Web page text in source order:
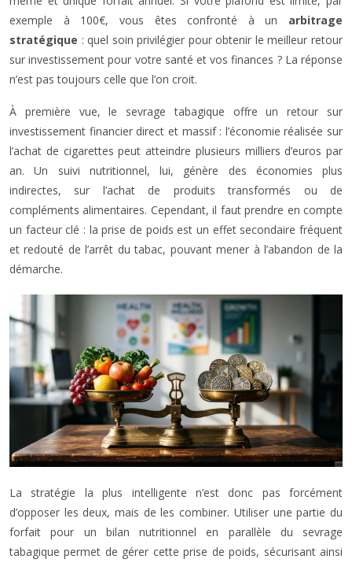
exemple à 100€, vous êtes confronté à un arbitrage
stratégique : quel soin privilégier pour obtenir le meilleur retour
sur investissement pour votre santé et vos finances ? La réponse
n’est pas toujours celle que l’on croit.
À première vue, le sevrage tabagique offre un retour sur
investissement financier direct et massif : l’économie réalisée sur
l’achat de cigarettes peut atteindre plusieurs milliers d’euros par
an. Un suivi nutritionnel, lui, génère des économies plus
indirectes, sur l’achat de produits transformés ou de
compléments alimentaires. Cependant, il faut prendre en compte
un facteur clé : la prise de poids est un effet secondaire fréquent
et redouté de l’arrêt du tabac, pouvant mener à l’abandon de la
démarche.
La stratégie la plus intelligente n’est donc pas forcément
d’opposer les deux, mais de les combiner. Utiliser une partie du
forfait pour un bilan nutritionnel en parallèle du sevrage
tabagique permet de gérer cette prise de poids, sécurisant ainsi